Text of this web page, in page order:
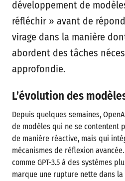
développement de
réfléchir » avant de
virage dans la manière
abordent des tâches
approfondie.
L’évolution des
Depuis quelques semaines,
de modèles qui ne se contentent
de manière réactive, mais qui
mécanismes de réflexion
comme GPT-3.5 à des systèmes
marque une rupture nette dans la